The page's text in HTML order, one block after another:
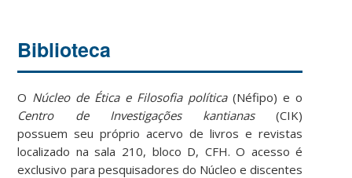
Biblioteca
O Núcleo de Ética e Filosofia política(Néfipo) e o
Centro de Investigações kantianas(CIK)
possuem seu próprio acervo de livros e revistas
localizado na sala 210, bloco D, CFH. O acesso é
exclusivo para pesquisadores do Núcleo e discentes